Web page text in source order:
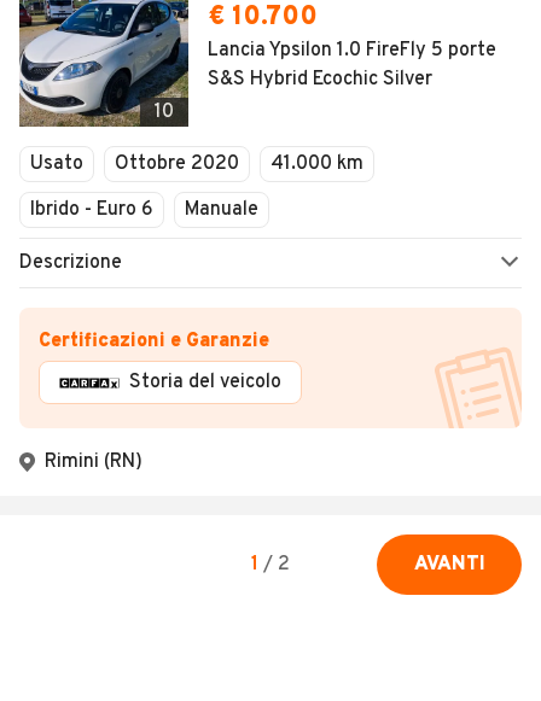
10
€ 10.700
Lancia Ypsilon 1.0 FireFly 5 porte
S&S Hybrid Ecochic Silver
Usato Ottobre 2020
41.000 km
Ibrido - Euro 6
Manuale
Descrizione
Certificazioni e Garanzie
Storia del veicolo
Rimini (RN)
1 / 2 AVANTI